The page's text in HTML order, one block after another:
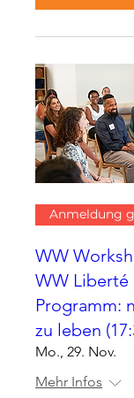
Anmeldung
WW
WW
Programm:
zu leben
Mo., 29. Nov.
Mehr Infos